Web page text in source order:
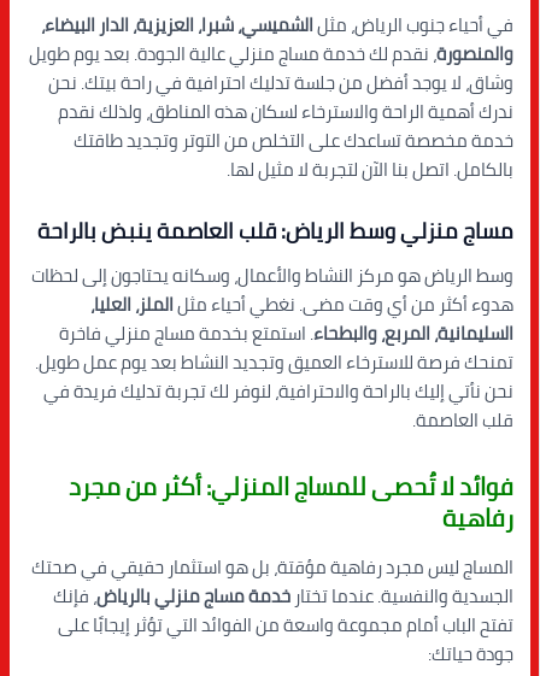
في أحياء جنوب الرياض، مثلالشميسي، شبرا، العزيزية، الدار البيضاء،
والمنصورة، نقدم لك خدمة مساج منزلي عالية الجودة. بعد يوم طويل
وشاق، لا يوجد أفضل من جلسة تدليك احترافية في راحة بيتك. نحن
ندرك أهمية الراحة والاسترخاء لسكان هذه المناطق، ولذلك نقدم
خدمة مخصصة تساعدك على التخلص من التوتر وتجديد طاقتك
بالكامل. اتصل بنا الآن لتجربة لا مثيل لها.
مساج منزلي وسط الرياض: قلب العاصمة ينبض بالراحة
وسط الرياض هو مركز النشاط والأعمال، وسكانه يحتاجون إلى لحظات
هدوء أكثر من أي وقت مضى. نغطي أحياء مثلالملز، العليا،
السليمانية، المربع، والبطحاء. استمتع بخدمة مساج منزلي فاخرة
تمنحك فرصة للاسترخاء العميق وتجديد النشاط بعد يوم عمل طويل.
نحن نأتي إليك بالراحة والاحترافية، لنوفر لك تجربة تدليك فريدة في
قلب العاصمة.
فوائد لا تُحصى للمساج المنزلي: أكثر من مجرد
رفاهية
المساج ليس مجرد رفاهية مؤقتة، بل هو استثمار حقيقي في صحتك
الجسدية والنفسية. عندما تختارخدمة مساج منزلي بالرياض، فإنك
تفتح الباب أمام مجموعة واسعة من الفوائد التي تؤثر إيجابًا على
جودة حياتك: